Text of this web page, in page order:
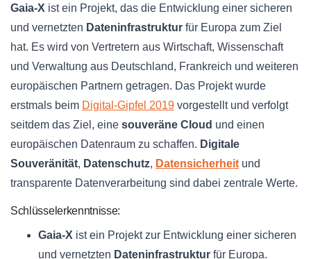
Gaia-X ist ein Projekt, das die Entwicklung einer sicheren
und vernetzten Dateninfrastruktur für Europa zum Ziel
hat. Es wird von Vertretern aus Wirtschaft, Wissenschaft
und Verwaltung aus Deutschland, Frankreich und weiteren
europäischen Partnern getragen. Das Projekt wurde
erstmals beim Digital-Gipfel 2019 vorgestellt und verfolgt
seitdem das Ziel, eine souveräne Cloud und einen
europäischen Datenraum zu schaffen. Digitale
Souveränität, Datenschutz, Datensicherheit und
transparente Datenverarbeitung sind dabei zentrale Werte.
Schlüsselerkenntnisse:
Gaia-X ist ein Projekt zur Entwicklung einer sicheren
und vernetzten Dateninfrastruktur für Europa.